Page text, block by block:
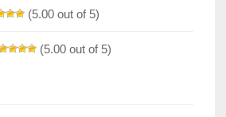
(5.00 out of 5)
(5.00 out of 5)